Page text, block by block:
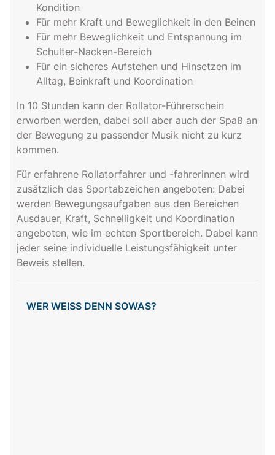
Kondition
Für mehr Kraft und Beweglichkeit in den Beinen
Für mehr Beweglichkeit und Entspannung im
Schulter-Nacken-Bereich
Für ein sicheres Aufstehen und Hinsetzen im
Alltag, Beinkraft und Koordination
In 10 Stunden kann der Rollator-Führerschein
erworben werden, dabei soll aber auch der Spaß an
der Bewegung zu passender Musik nicht zu kurz
kommen.
Für erfahrene Rollatorfahrer und -fahrerinnen wird
zusätzlich das Sportabzeichen angeboten: Dabei
werden Bewegungsaufgaben aus den Bereichen
Ausdauer, Kraft, Schnelligkeit und Koordination
angeboten, wie im echten Sportbereich. Dabei kann
jeder seine individuelle Leistungsfähigkeit unter
Beweis stellen.
WER WEISS DENN SOWAS?